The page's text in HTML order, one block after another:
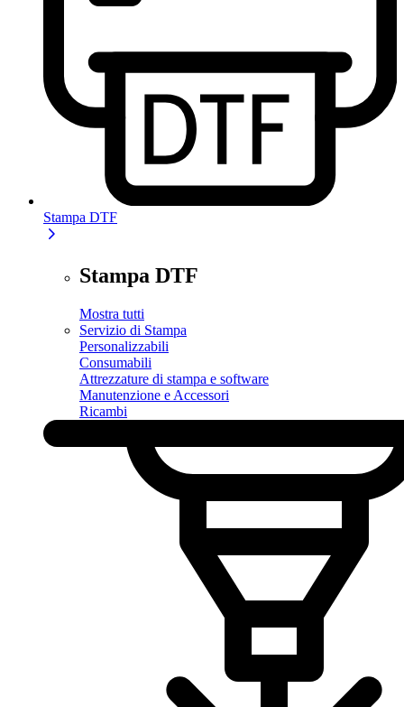
Stampa DTF
Stampa DTF
Mostra tutti
Servizio di Stampa
Personalizzabili
Consumabili
Attrezzature di stampa e software
Manutenzione e Accessori
Ricambi